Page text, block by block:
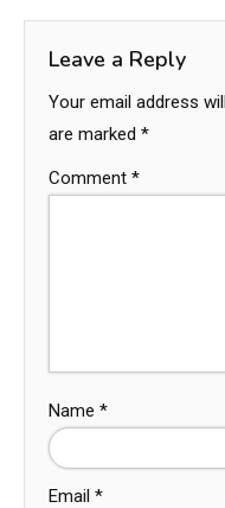
Leave a Reply
Your email address
are marked *
Comment *
Name *
Email *